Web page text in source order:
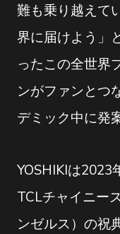
難も乗り越えて
界に届けよう」
ったこの全世界
ンがファンとつ
デミック中に発
YOSHIKIは2023
TCLチャイニー
ンゼルス）の祝